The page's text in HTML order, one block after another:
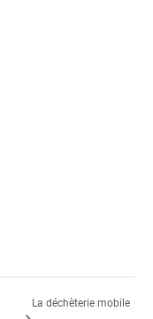
La déchèterie mobile